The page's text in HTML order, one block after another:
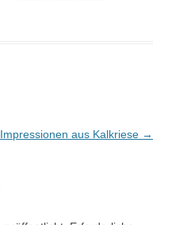
Impressionen aus Kalkriese →